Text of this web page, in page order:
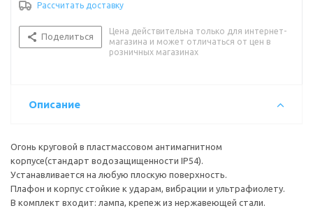
Стандарт влагозащищенности : IP54
Цвет корпуса : черный
Цвет огня : белый
Рассчитать доставку
Поделиться
Цена действительна только для интернет-
магазина и может отличаться от цен в
розничных магазинах
Описание
Огонь круговой в пластмассовом антимагнитном
корпусе(стандарт водозащищенности IP54).
Устанавливается на любую плоскую поверхность.
Плафон и корпус стойкие к ударам, вибрации и ультрафиолету.
В комплект входит: лампа, крепеж из нержавеющей стали.